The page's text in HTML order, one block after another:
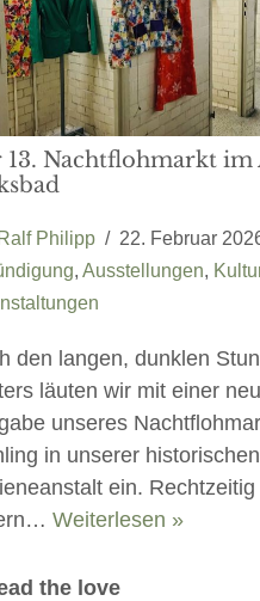
13. Nachtflohmarkt im
Philipp
22. Februar
, Ausstellungen,
den langen, dunklen
läuten wir mit einer
unseres
in unserer historischen
ein. Rechtzeitig
Weiterlesen »
the love